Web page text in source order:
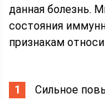
данная болезнь.
состояния
признакам
Сильное